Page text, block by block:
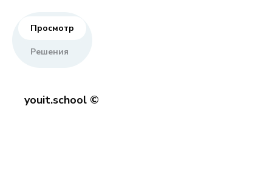
Просмотр
Решения
youit.school ©